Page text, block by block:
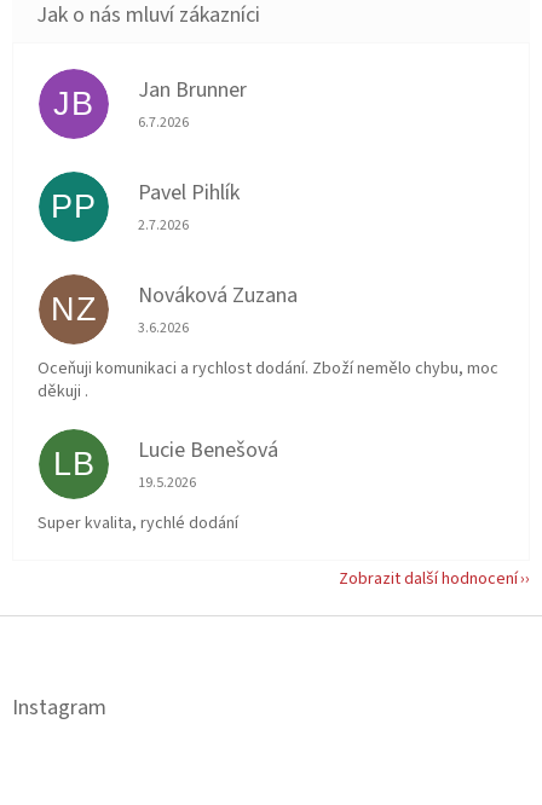
JB Jan Brunner
Hodnocení obchodu je 5 z 5 hvězdiček.
6.7.2026
PP Pavel Pihlík
Hodnocení obchodu je 5 z 5 hvězdiček.
2.7.2026
NZ Nováková Zuzana
Hodnocení obchodu je 5 z 5 hvězdiček.
3.6.2026
Oceňuji komunikaci a rychlost dodání. Zboží nemělo chybu, moc
děkuji .
LB Lucie Benešová
Hodnocení obchodu je 5 z 5 hvězdiček.
19.5.2026
Super kvalita, rychlé dodání
Zobrazit další hodnocení
Z
Instagram